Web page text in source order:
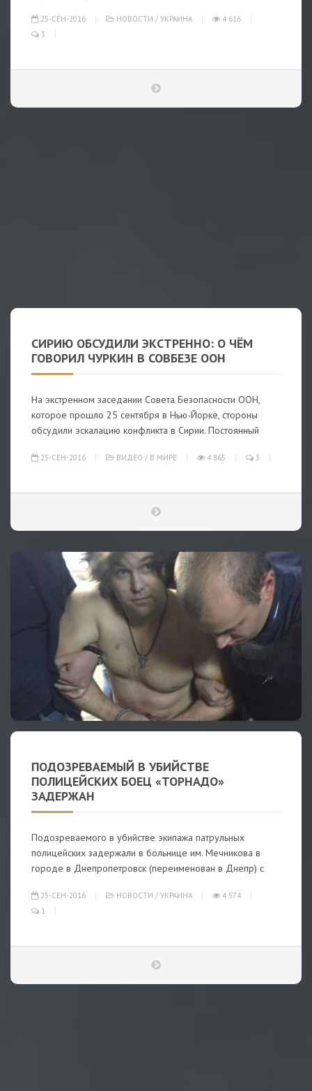
25-СЕН-2016 НОВОСТИ / УКРАИНА
4 616
3
СИРИЮ ОБСУДИЛИ ЭКСТРЕННО: О ЧЁМ
ГОВОРИЛ ЧУРКИН В СОВБЕЗЕ ООН
На экстренном заседании Совета Безопасности ООН,
которое прошло 25 сентября в Нью-Йорке, стороны
обсудили эскалацию конфликта в Сирии. Постоянный
25-СЕН-2016 ВИДЕО / В МИРЕ 4 865 3
ПОДОЗРЕВАЕМЫЙ В УБИЙСТВЕ
ПОЛИЦЕЙСКИХ БОЕЦ «ТОРНАДО»
ЗАДЕРЖАН
Подозреваемого в убийстве экипажа патрульных
полицейских задержали в больнице им. Мечникова в
городе в Днепропетровск (переименован в Днепр) с
25-СЕН-2016 НОВОСТИ / УКРАИНА
4 574
1